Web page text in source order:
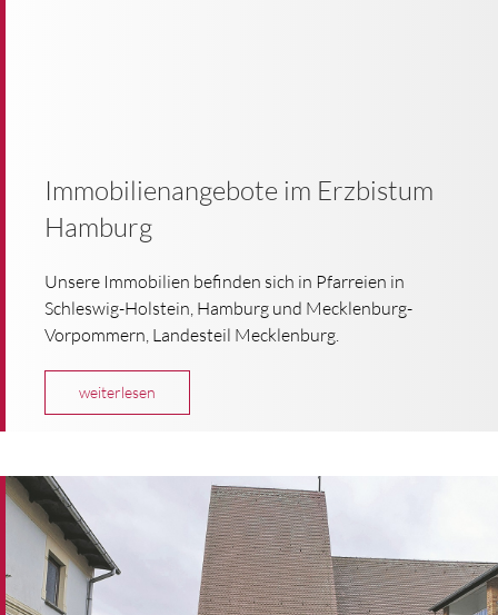
Immobilienangebote im Erzbistum
Hamburg
Unsere Immobilien befinden sich in Pfarreien in
Schleswig-Holstein, Hamburg und Mecklenburg-
Vorpommern, Landesteil Mecklenburg.
weiterlesen